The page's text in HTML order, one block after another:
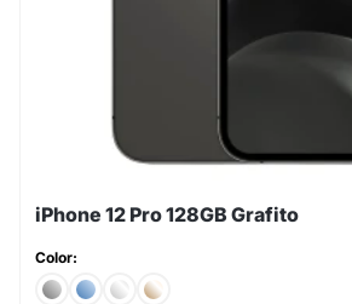
iPhone 12 Pro 128GB Grafito
Color: